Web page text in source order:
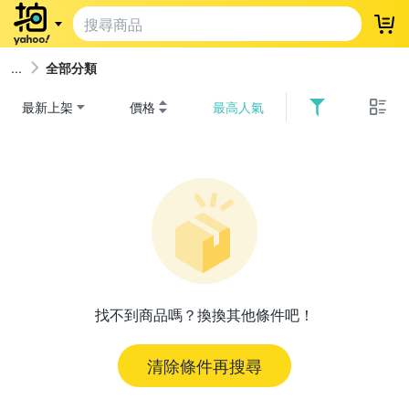
登
全部分類
最新上架 價格 最高人氣
找不到商品嗎？換換其他條件吧！
清除條件再搜尋